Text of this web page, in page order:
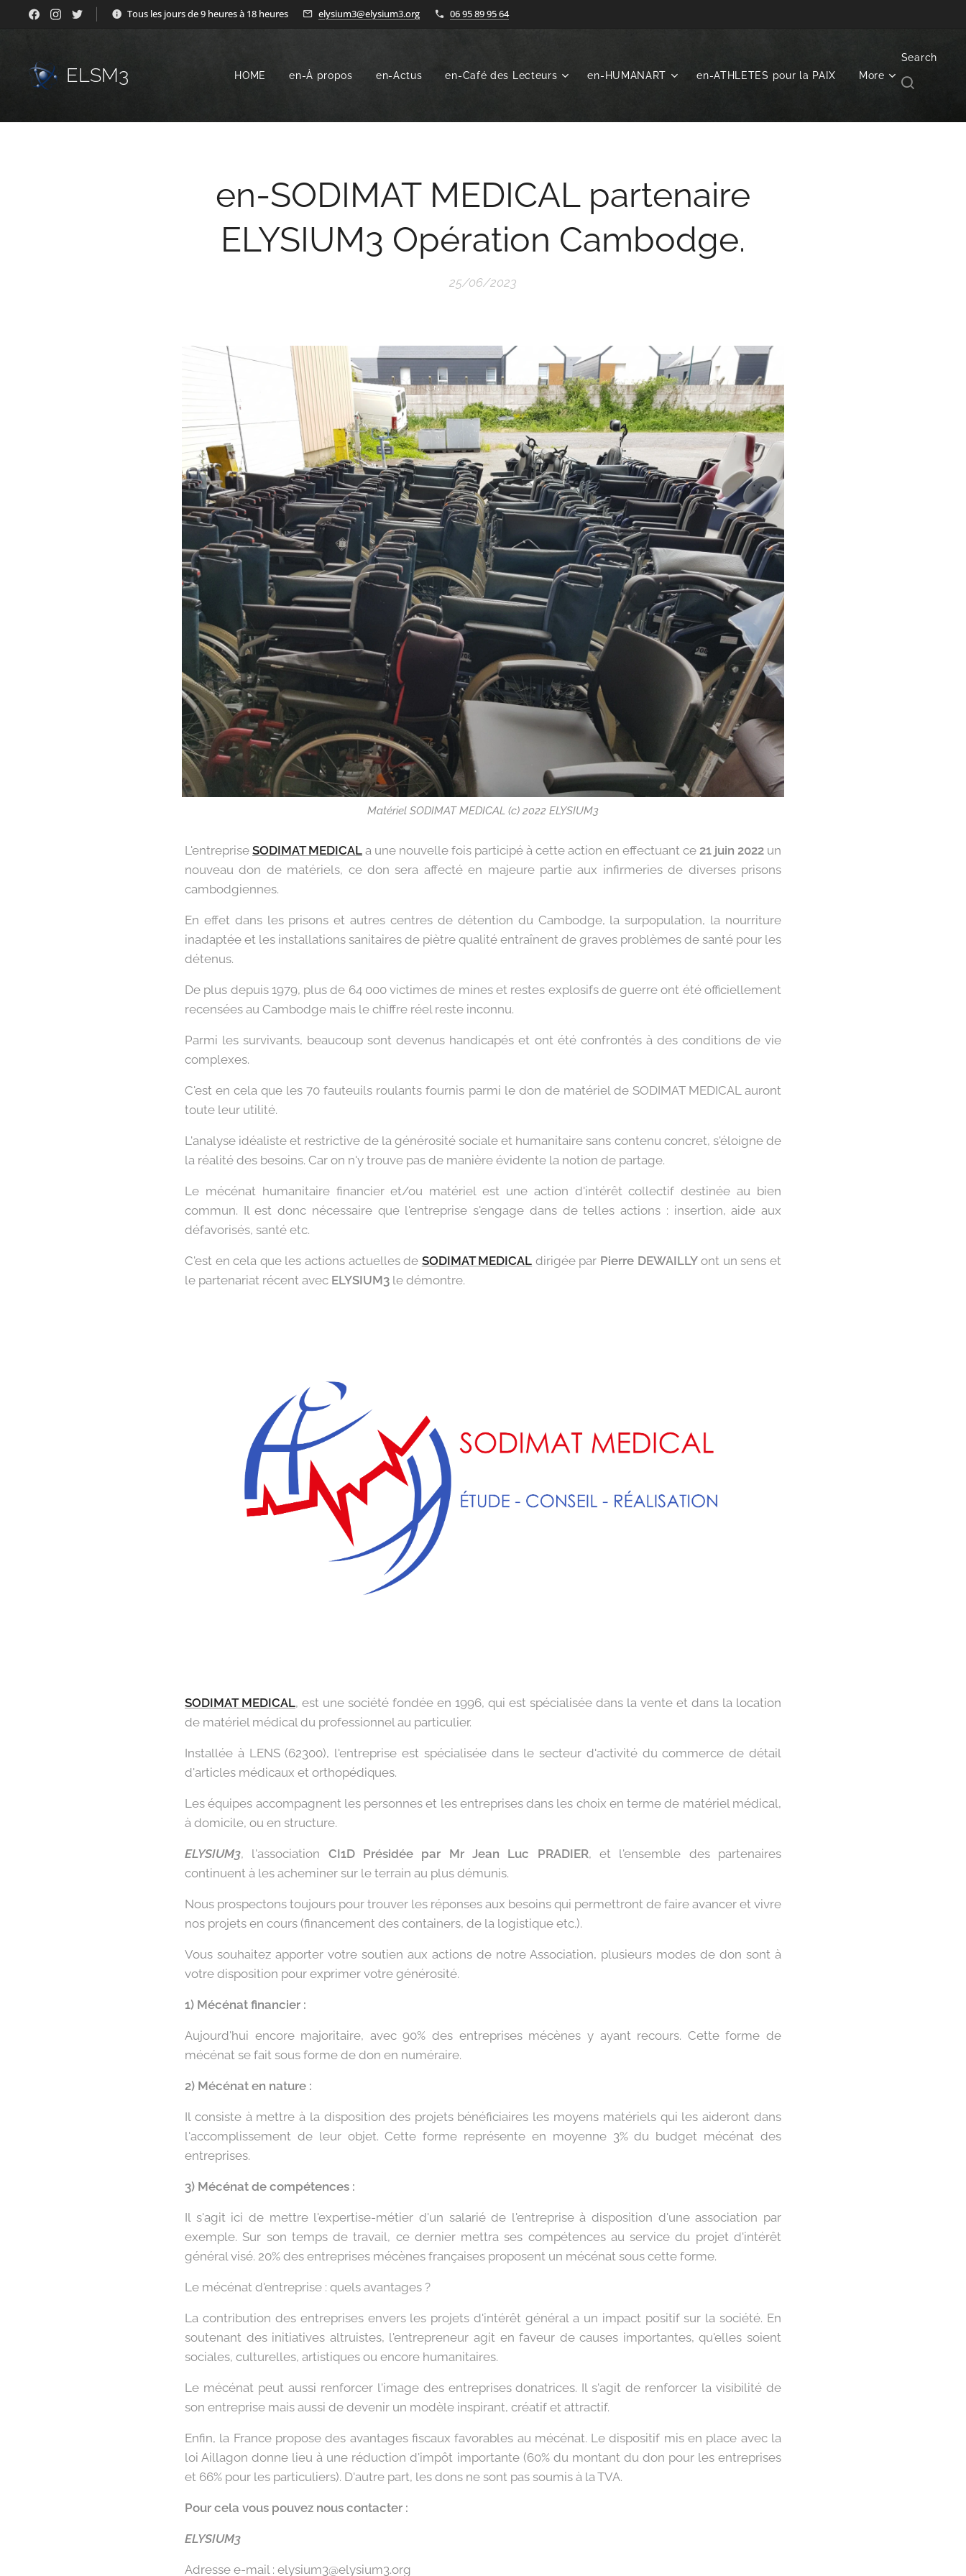
Tous les jours de 9 heures à 18 heures elysium3@elysium3.org 06 95 89 95 64
ELSM3 HOME en-À propos en-Actus en-Café des Lecteurs en-HUMANART en-ATHLETES pour la PAIX More
Search
en-SODIMAT MEDICAL partenaire
ELYSIUM3 Opération Cambodge.
25/06/2023
Matériel SODIMAT MEDICAL (c) 2022 ELYSIUM3
L'entreprise SODIMAT MEDICAL a une nouvelle fois participé à cette action en effectuant ce 21 juin 2022 un
nouveau don de matériels, ce don sera affecté en majeure partie aux infirmeries de diverses prisons
cambodgiennes.
En effet dans les prisons et autres centres de détention du Cambodge, la surpopulation, la nourriture
inadaptée et les installations sanitaires de piètre qualité entraînent de graves problèmes de santé pour les
détenus.
De plus depuis 1979, plus de 64 000 victimes de mines et restes explosifs de guerre ont été officiellement
recensées au Cambodge mais le chiffre réel reste inconnu.
Parmi les survivants, beaucoup sont devenus handicapés et ont été confrontés à des conditions de vie
complexes.
C'est en cela que les 70 fauteuils roulants fournis parmi le don de matériel de SODIMAT MEDICAL auront
toute leur utilité.
L'analyse idéaliste et restrictive de la générosité sociale et humanitaire sans contenu concret, s'éloigne de
la réalité des besoins. Car on n'y trouve pas de manière évidente la notion de partage.
Le mécénat humanitaire financier et/ou matériel est une action d'intérêt collectif destinée au bien
commun. Il est donc nécessaire que l'entreprise s'engage dans de telles actions : insertion, aide aux
défavorisés, santé etc.
C'est en cela que les actions actuelles de SODIMAT MEDICAL dirigée par Pierre DEWAILLYont un sens et
le partenariat récent avec ELYSIUM3 le démontre.
SODIMAT MEDICAL, est une société fondée en 1996, qui est spécialisée dans la vente et dans la location
de matériel médical du professionnel au particulier.
Installée à LENS (62300), l'entreprise est spécialisée dans le secteur d'activité du commerce de détail
d'articles médicaux et orthopédiques.
Les équipes accompagnent les personnes et les entreprises dans les choix en terme de matériel médical,
à domicile, ou en structure.
ELYSIUM3, l'association CI1D Présidée par Mr Jean Luc PRADIER, et l'ensemble des partenaires
continuent à les acheminer sur le terrain au plus démunis.
Nous prospectons toujours pour trouver les réponses aux besoins qui permettront de faire avancer et vivre
nos projets en cours (financement des containers, de la logistique etc.).
Vous souhaitez apporter votre soutien aux actions de notre Association, plusieurs modes de don sont à
votre disposition pour exprimer votre générosité.
1) Mécénat financier :
Aujourd'hui encore majoritaire, avec 90% des entreprises mécènes y ayant recours. Cette forme de
mécénat se fait sous forme de don en numéraire.
2) Mécénat en nature :
Il consiste à mettre à la disposition des projets bénéficiaires les moyens matériels qui les aideront dans
l'accomplissement de leur objet. Cette forme représente en moyenne 3% du budget mécénat des
entreprises.
3) Mécénat de compétences :
Il s'agit ici de mettre l'expertise-métier d'un salarié de l'entreprise à disposition d'une association par
exemple. Sur son temps de travail, ce dernier mettra ses compétences au service du projet d'intérêt
général visé. 20% des entreprises mécènes françaises proposent un mécénat sous cette forme.
Le mécénat d'entreprise : quels avantages ?
La contribution des entreprises envers les projets d'intérêt général a un impact positif sur la société. En
soutenant des initiatives altruistes, l'entrepreneur agit en faveur de causes importantes, qu'elles soient
sociales, culturelles, artistiques ou encore humanitaires.
Le mécénat peut aussi renforcer l'image des entreprises donatrices. Il s'agit de renforcer la visibilité de
son entreprise mais aussi de devenir un modèle inspirant, créatif et attractif.
Enfin, la France propose des avantages fiscaux favorables au mécénat. Le dispositif mis en place avec la
loi Aillagon donne lieu à une réduction d'impôt importante (60% du montant du don pour les entreprises
et 66% pour les particuliers). D'autre part, les dons ne sont pas soumis à la TVA.
Pour cela vous pouvez nous contacter :
ELYSIUM3
Adresse e-mail : elysium3@elysium3.org